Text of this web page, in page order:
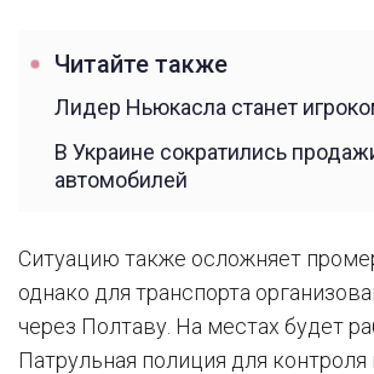
Читайте также
Лидер Ньюкасла станет
В Украине сократились
автомобилей
Ситуацию также осложняет
однако для транспорта
через Полтаву. На местах будет
Патрульная полиция для